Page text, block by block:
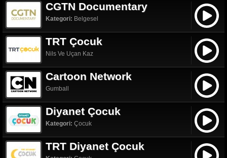
CGTN Documentary
Kategori: Belgesel
TRT Çocuk
Nils Ve Uçan Kaz
Cartoon Network
Gumball
Diyanet Çocuk
Kategori: Çocuk
TRT Diyanet Çocuk